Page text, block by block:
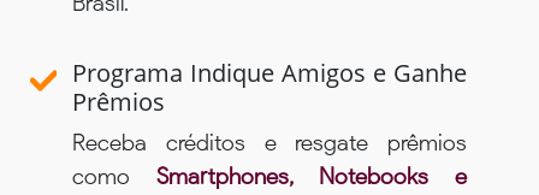
Programa Indique Amigos e Ganhe
Prêmios
Receba créditos e resgate prêmios
como Smartphones, Notebooks e